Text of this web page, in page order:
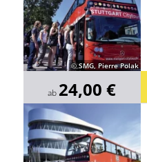
© SMG, Pierre Polak
ab 24,00 €